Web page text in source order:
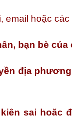
email hoặc
bạn bè của
địa phương
sai hoặc